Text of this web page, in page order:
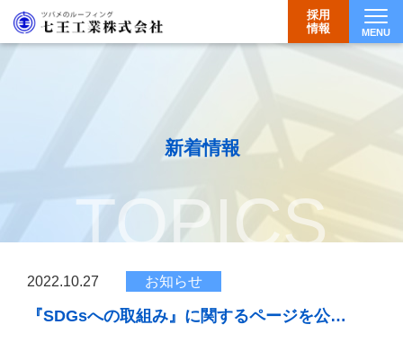
MENU
採用
情報
新着情報
TOPICS
2022.10.27 お知らせ
『SDGsへの取組み』に関するページを公…